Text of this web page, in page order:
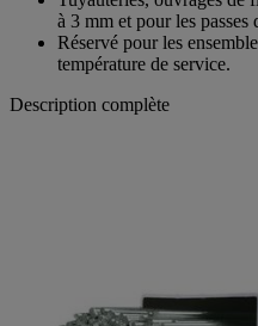
à 3 mm et pour les passes
Réservé pour les
température de service.
Description complète